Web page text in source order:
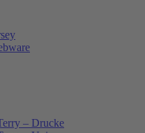
– Drucke